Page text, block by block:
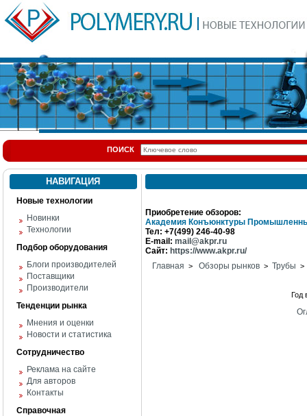
ПОИСК
НАВИГАЦИЯ
Новые технологии
Новинки
Технологии
Подбор оборудования
Блоги производителей
Поставщики
Производители
Тенденции рынка
Мнения и оценки
Новости и статистика
Сотрудничество
Реклама на сайте
Для авторов
Контакты
Справочная
Приобретение обзоров:
Академия Конъюнктуры
Тел: +7(499) 246-40-98
E-mail: mail@akpr.ru
Сайт: https://www.akpr.ru/
Главная > Обзоры рынков > Трубы >
Год